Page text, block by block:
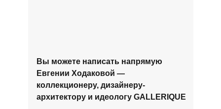
Вы можете написать напрямую
Евгении Ходаковой —
коллекционеру, дизайнеру-
архитектору и идеологу GALLERIQUE